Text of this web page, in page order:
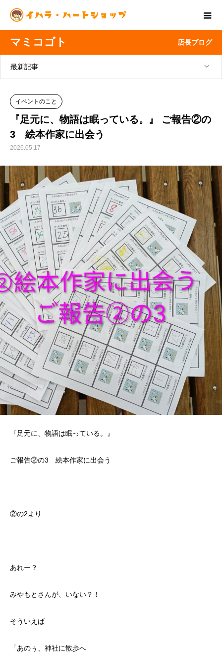
マミコゴト 店長ブログ
最新記事
イベントのこと
『足元に、物語は眠っている。』 ご報告②の
3 絵本作家に出会う
2026.05.17
『足元に、物語は眠っている。』
ご報告②の3 絵本作家に出会う
②の2より
あれー？
みやもとさんが、いない？！
そういえば
「あのぅ、神社に散歩へ